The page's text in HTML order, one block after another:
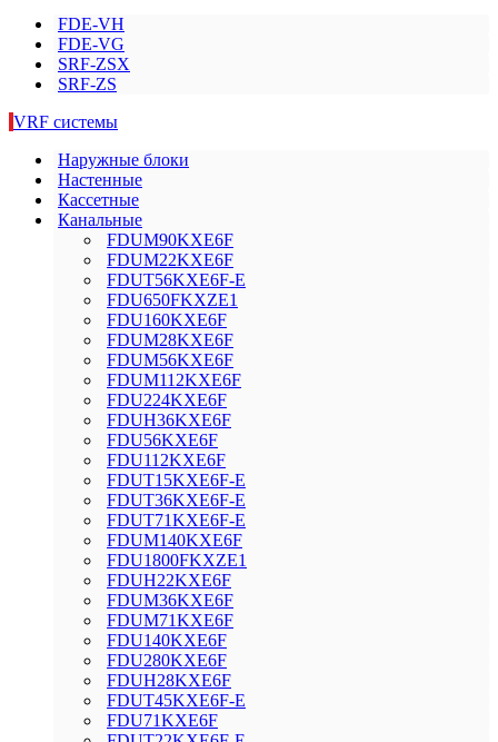
FDE-VH
FDE-VG
SRF-ZSX
SRF-ZS
VRF системы
Наружные блоки
Настенные
Кассетные
Канальные
FDUM90KXE6F
FDUM22KXE6F
FDUT56KXE6F-E
FDU650FKXZE1
FDU160KXE6F
FDUM28KXE6F
FDUM56KXE6F
FDUM112KXE6F
FDU224KXE6F
FDUH36KXE6F
FDU56KXE6F
FDU112KXE6F
FDUT15KXE6F-E
FDUT36KXE6F-E
FDUT71KXE6F-E
FDUM140KXE6F
FDU1800FKXZE1
FDUH22KXE6F
FDUM36KXE6F
FDUM71KXE6F
FDU140KXE6F
FDU280KXE6F
FDUH28KXE6F
FDUT45KXE6F-E
FDU71KXE6F